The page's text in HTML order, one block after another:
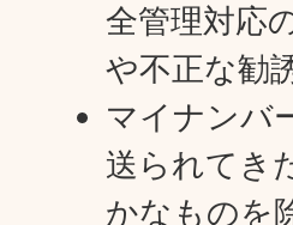
全管理対応
や不正な勧
マイナンバ
送られてき
かなものを